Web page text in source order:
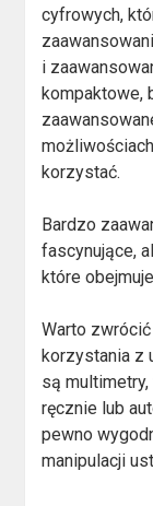
cyfrowych,
i
kompaktowe,
korzystać.
Bardzo
fascynujące,
które
Warto
korzystania z
są
ręcznie lub
pewno
manipulacji